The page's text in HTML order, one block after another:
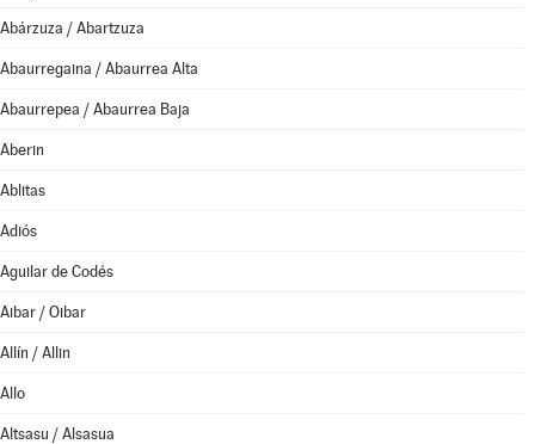
Abárzuza / Abartzuza
Abaurregaina / Abaurrea Alta
Abaurrepea / Abaurrea Baja
Aberin
Ablitas
Adiós
Aguilar de Codés
Aibar / Oibar
Allín / Allin
Allo
Altsasu / Alsasua